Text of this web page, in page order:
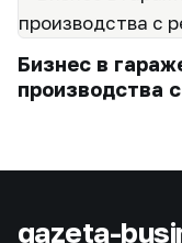
Бизнес в
производства
gazeta-